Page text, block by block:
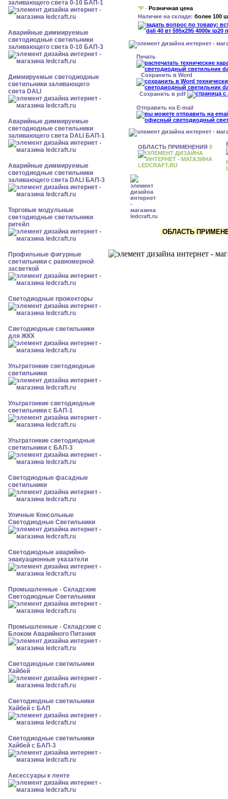
заливающего света 0-10 БАП-1
Аварийные диммируемые
светодиодные светильники
заливающего света 0-10 БАП-3
Диммируемые светодиодные
светильники заливающего
света DALI
Аварийные диммируемые
светодиодные светильники
заливающего света DALI БАП-1
Аварийные диммируемые
светодиодные светильники
заливающего света DALI БАП-3
Торговые модульные
светодиодные светильники
ритейл
Профильные фигурные
светильники с равномерной
засветкой
Светодиодные прожекторы
Светодиодные светильники
для ЖКХ
Ультратонкие светодиодные
светильники
Ультратонкие светодиодные
светильники с БАП-1
Ультратонкие светодиодные
светильники с БАП-3
Светодиодные фасадные
светильники
Уличные Консольные
Светодиодные Светильники
Светодиодные аварийно-
эвакуационные указатели
Промышленные - Складские
Светодиодные Светильники
Промышленные - Складские с
Блоком Аварийного Питания
Светодиодные светильники
Хайбей
Светодиодные светильники
Хайбей с БАП
Светодиодные светильники
Хайбей с БАП-3
Аксессуары к ленте
*Р - Розничная цена
Наличие на складе: более 100
Печать
Сохранить в Word
Сохранить в pdf
Отправить на E-mail
ОБЛАСТЬ ПРИМЕНЕНИЯ 0
ОБЛАСТЬ